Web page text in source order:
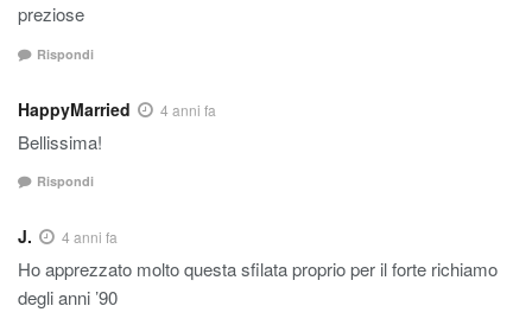
preziose
Rispondi
HappyMarried 4 anni fa
Bellissima!
Rispondi
J. 4 anni fa
Ho apprezzato molto questa sfilata proprio per il forte richiamo
degli anni ’90